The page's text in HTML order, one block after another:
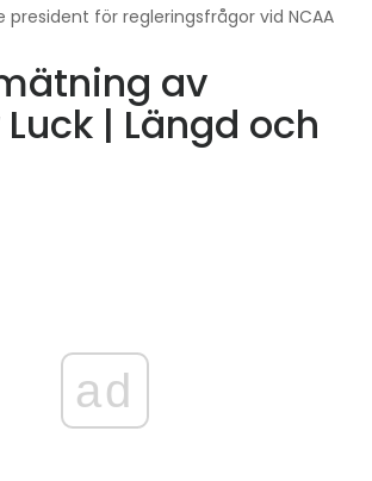
president för regleringsfrågor vid NCAA
av
| Längd och
ad